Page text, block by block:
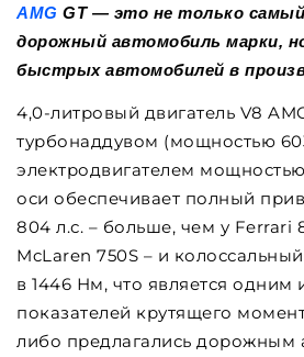
AMG GT — это не только
дорожный автомобиль марки,
быстрых автомобилей в
4,0-литровый двигатель V8
турбонаддувом (мощностью
электродвигателем
оси обеспечивает полный
804 л.с. – больше, чем у Ferrari
McLaren 750S – и
в 1446 Нм, что является одним
показателей крутящего
либо предлагались дорожным